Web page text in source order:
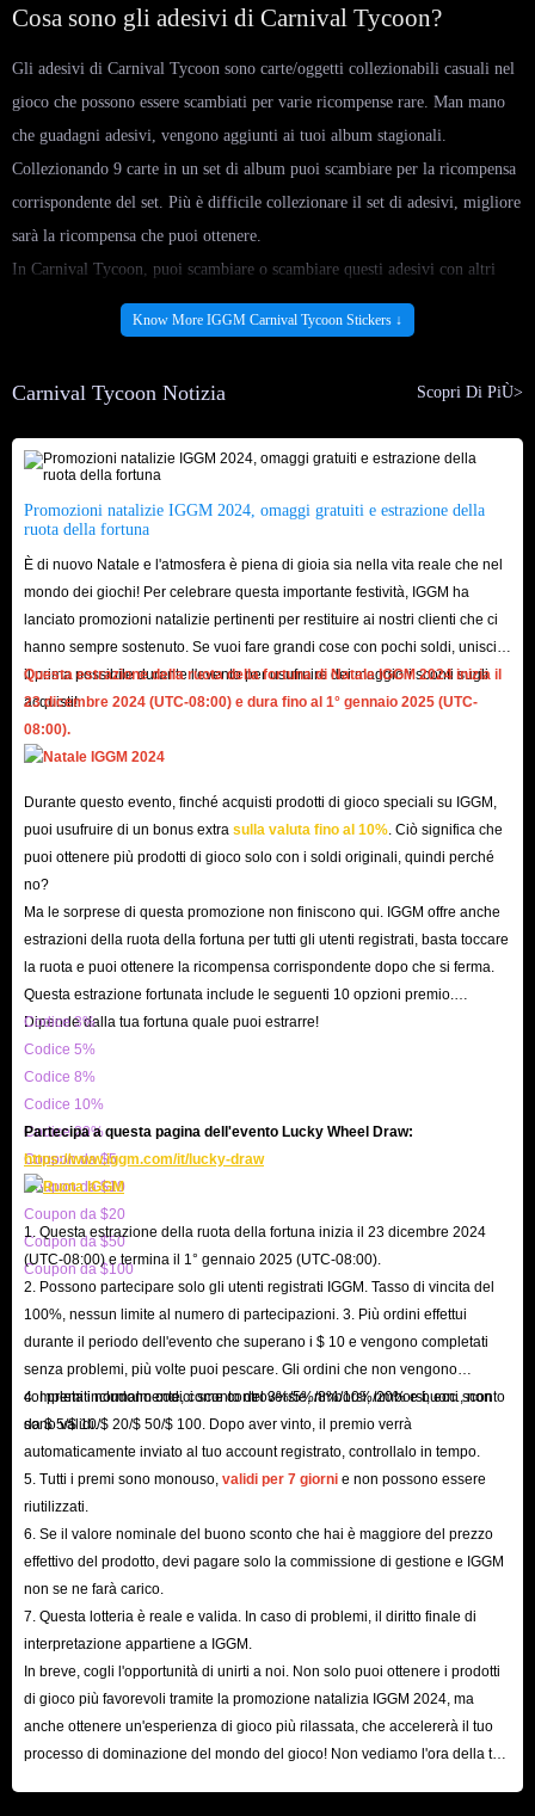
Cosa sono gli adesivi di Carnival Tycoon?
Gli adesivi di Carnival Tycoon sono carte/oggetti collezionabili casuali nel
gioco che possono essere scambiati per varie ricompense rare. Man mano
che guadagni adesivi, vengono aggiunti ai tuoi album stagionali.
Collezionando 9 carte in un set di album puoi scambiare per la ricompensa
corrispondente del set. Più è difficile collezionare il set di adesivi, migliore
sarà la ricompensa che puoi ottenere.
In Carnival Tycoon, puoi scambiare o scambiare questi adesivi con altri
giocatori. Le carte Carnival Tycoon variano in rarità, rappresentate da
stelle, con più stelle, maggiore è la rarità. Gli adesivi dorati possono essere
Cosa fai quando collezioni le carte Carnival
Tycoon?
Completa gli album: collezionare adesivi riempie gli album stagionali il
più rapidamente possibile e completare i set di album sblocca
ricompense preziose per aiutarti a espandere e migliorare il tuo parco a
tema.
Scambia adesivi: puoi anche scambiare le tue carte con altri giocatori,
rendendo più facile ottenere le carte Carnival Tycoon di cui hai bisogno
mentre interagisci con la community di gioco.
Raccogliendo e utilizzando strategicamente gli adesivi, puoi massimizzare i
Diversi modi per ottenere adesivi in ​​Carnival
Tycoon
In Carnival Tycoon, ci sono diversi modi per ottenere adesivi per aiutarti a
completare la tua collezione di album stagionali il più rapidamente
possibile:
Giocare al gioco ogni giorno: accedere al gioco ogni giorno può darti
ricompense, tra cui carte di diversi livelli. Ecco come gli sviluppatori
incoraggiano i giocatori a continuare a giocare e ad accelerare i loro
progressi nella raccolta di adesivi.
Partecipazione agli eventi: partecipazione tempestiva a una serie di
eventi speciali in Carnival Tycoon. Questi eventi spesso offrono adesivi
esclusivi come ricompensa per la partecipazione a varie attività o per il
raggiungimento di obiettivi specifici.
Completamento delle sfide: molte delle sfide all'interno del gioco
premiano i giocatori con delle carte una volta completate, offrendoti un
modo semplice per completare la tua collezione.
Scatole premio: una serie di scatole premio vengono spesso lasciate in
varietà di adesivi, consentendoti di espandere la tua collezione ogni
volta che apri una scatola.
Scambio con gli amici: i giocatori possono anche scambiare le loro
carte Carnival Tycoon duplicate con altri per completare la loro
collezione più velocemente, aggiungendo un elemento sociale al gioco.
Acquista le carte Carnival Tycoon da IGGM.com -
Il modo più efficace
Se non riesci a completare il tuo album stagionale a causa della mancanza
di carte speciali, puoi scegliere di acquistare gli adesivi Carnival Tycoon
Know More IGGM Carnival Tycoon Stickers ↓
Carnival Tycoon Notizia Scopri Di PiÙ>
Promozioni natalizie IGGM 2024, omaggi gratuiti e estrazione della
ruota della fortuna
È di nuovo Natale e l'atmosfera è piena di gioia sia nella vita reale che nel
mondo dei giochi! Per celebrare questa importante festività, IGGM ha
lanciato promozioni natalizie pertinenti per restituire ai nostri clienti che ci
hanno sempre sostenuto. Se vuoi fare grandi cose con pochi soldi, unisciti
il ​​prima possibile durante l'evento per usufruire dei maggiori sconti sugli
acquisti!
Questa estrazione della ruota della fortuna di Natale IGGM 2024 inizia il
23 dicembre 2024 (UTC-08:00) e dura fino al 1° gennaio 2025 (UTC-
08:00).
Durante questo evento, finché acquisti prodotti di gioco speciali su IGGM,
puoi usufruire di un bonus extra sulla valuta fino al 10% . Ciò significa che
puoi ottenere più prodotti di gioco solo con i soldi originali, quindi perché
no?
Ma le sorprese di questa promozione non finiscono qui. IGGM offre anche
estrazioni della ruota della fortuna per tutti gli utenti registrati, basta toccare
la ruota e puoi ottenere la ricompensa corrispondente dopo che si ferma.
Questa estrazione fortunata include le seguenti 10 opzioni premio.
Dipende dalla tua fortuna quale puoi estrarre!
Codice 3%
Codice 5%
Codice 8%
Codice 10%
Codice 20%
Coupon da $5
Coupon da $10
Coupon da $20
Coupon da $50
Coupon da $100
Partecipa a questa pagina dell'evento Lucky Wheel Draw:
https://www.iggm.com/it/lucky-draw
1. Questa estrazione della ruota della fortuna inizia il 23 dicembre 2024
(UTC-08:00) e termina il 1° gennaio 2025 (UTC-08:00).
2. Possono partecipare solo gli utenti registrati IGGM. Tasso di vincita del
100%, nessun limite al numero di partecipazioni. 3. Più ordini effettui
durante il periodo dell'evento che superano i $ 10 e vengono completati
senza problemi, più volte puoi pescare. Gli ordini che non vengono
completati normalmente, come controversie, rimborsi, rimborsi, ecc., non
sono validi.
4. I premi includono codici sconto del 3%/5%/8%/10%/20% e buoni sconto
da $ 5/$ 10/$ 20/$ 50/$ 100. Dopo aver vinto, il premio verrà
automaticamente inviato al tuo account registrato, controllalo in tempo.
5. Tutti i premi sono monouso, validi per 7 giorni e non possono essere
riutilizzati.
6. Se il valore nominale del buono sconto che hai è maggiore del prezzo
effettivo del prodotto, devi pagare solo la commissione di gestione e IGGM
non se ne farà carico.
7. Questa lotteria è reale e valida. In caso di problemi, il diritto finale di
interpretazione appartiene a IGGM.
In breve, cogli l'opportunità di unirti a noi. Non solo puoi ottenere i prodotti
di gioco più favorevoli tramite la promozione natalizia IGGM 2024, ma
anche ottenere un'esperienza di gioco più rilassata, che accelererà il tuo
processo di dominazione del mondo del gioco! Non vediamo l'ora della tua